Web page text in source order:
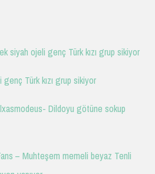
siyah ojeli genç Türk kızı grup sikiyor
Türk kızı grup sikiyor
Dildoyu götüne sokup
– Muhteşem memeli beyaz Tenli